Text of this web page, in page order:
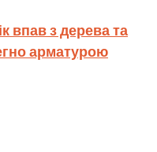
впав з дерева та
арматурою